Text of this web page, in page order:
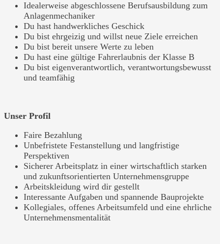
Idealerweise abgeschlossene Berufsausbildung zum
Anlagenmechaniker
Du hast handwerkliches Geschick
Du bist ehrgeizig und willst neue Ziele erreichen
Du bist bereit unsere Werte zu leben
Du hast eine gültige Fahrerlaubnis der Klasse B
Du bist eigenverantwortlich, verantwortungsbewusst
und teamfähig
Unser Profil
Faire Bezahlung
Unbefristete Festanstellung und langfristige
Perspektiven
Sicherer Arbeitsplatz in einer wirtschaftlich starken
und zukunftsorientierten Unternehmensgruppe
Arbeitskleidung wird dir gestellt
Interessante Aufgaben und spannende Bauprojekte
Kollegiales, offenes Arbeitsumfeld und eine ehrliche
Unternehmensmentalität